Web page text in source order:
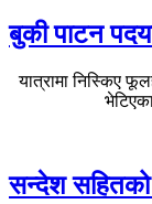
बुकी पाटन
यात्रामा निस्किए
सन्देश सहितको